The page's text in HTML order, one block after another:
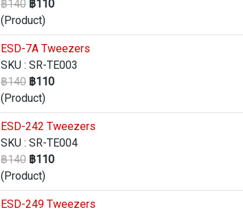
฿140 ฿110
(Product)
ESD-7A Tweezers
SKU : SR-TE003
฿140 ฿110
(Product)
ESD-242 Tweezers
SKU : SR-TE004
฿140 ฿110
(Product)
ESD-249 Tweezers